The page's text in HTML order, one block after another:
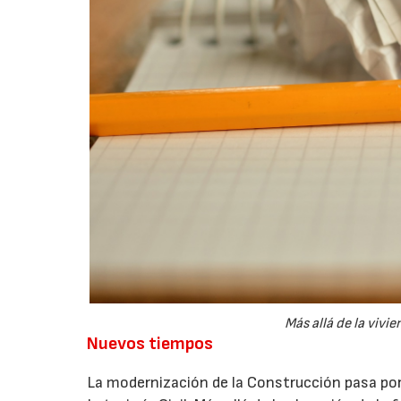
Más allá de la
Nuevos tiempos
La modernización de la Construcción pasa